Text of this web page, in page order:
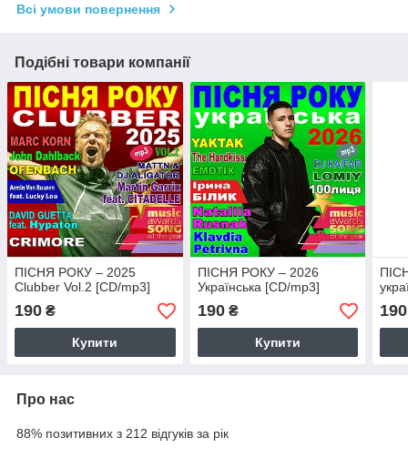
Всі умови повернення
Подібні товари компанії
ПІСНЯ РОКУ – 2025
Clubber Vol.2 [CD/mp3]
190 ₴
Купити
ПІСНЯ РОКУ – 2026
Українська [CD/mp3]
190₴
Купити
190
Про нас
88% позитивних з 212 відгуків за рік